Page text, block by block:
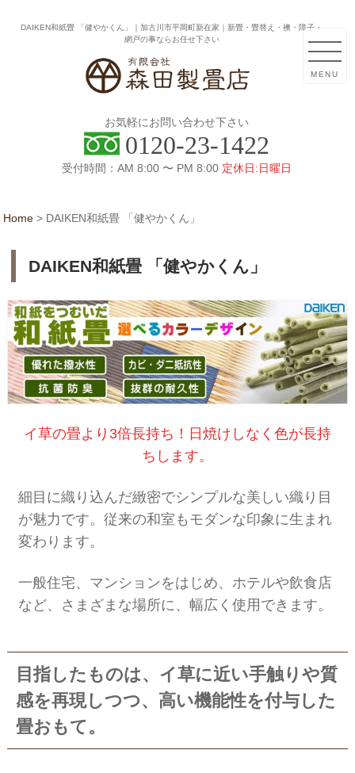
DAIKEN和紙畳 「健やかくん」｜加古川市平岡町新在家｜新畳・畳替え・襖・障子・
網戸の事ならお任せ下さい
お気軽にお問い合わせ下さい
0120-23-1422
受付時間：AM 8:00 〜 PM 8:00定休日:日曜日
MENU
Home > DAIKEN和紙畳 「健やかくん」
DAIKEN和紙畳 「健やかくん」
イ草の畳より3倍長持ち！日焼けしなく色が長持
ちします。
細目に織り込んだ緻密でシンプルな美しい織り目
が魅力です。従来の和室もモダンな印象に生まれ
変わります。
一般住宅、マンションをはじめ、ホテルや飲食店
など、さまざまな場所に、幅広く使用できます。
目指したものは、イ草に近い手触りや質
感を再現しつつ、高い機能性を付与した
畳おもて。